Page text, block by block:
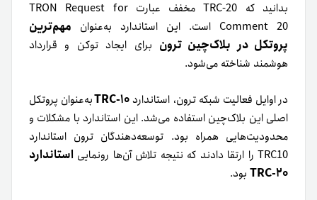
بدانید که TRC-20 مخفف عبارت TRON Request for
Comment 20 است. این استاندارد به‌عنوان
مهم‌ترین
پروتکل در بلاک‌چین ترون برای ایجاد توکن و قرارداد
هوشمند شناخته می‌شود.
در اوایل فعالیت شبکه ترون، استاندارد TRC-10به‌عنوان پروتکل
اصلی این بلاک‌چین استفاده می‌شد. این استاندارد با مشکلات و
محدودیت‌هایی همراه بود. توسعه‌دهندگان ترون استاندارد
TRC10 را ارتقا دادند که نتیجه تلاش‌ آن‌ها رونمایی
استاندارد
TRC-20 بود.